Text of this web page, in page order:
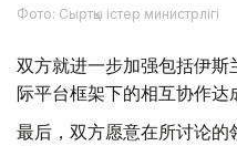
Фото: Сыртқы істер министрлігі
双方就进一步加强包括伊
际平台框架下的相互协作达
最后，双方愿意在所讨论